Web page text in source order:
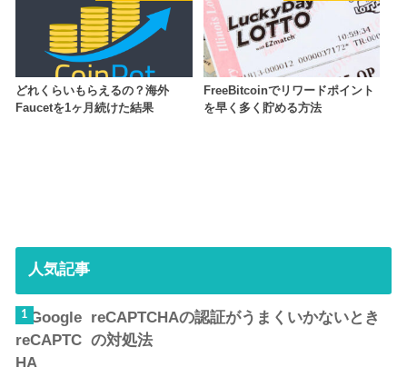
どれくらいもらえるの？海外
Faucetを1ヶ月続けた結果
FreeBitcoinでリワードポイント
を早く多く貯める方法
人気記事
reCAPTCHAの認証がうまくいかないとき
の対処法